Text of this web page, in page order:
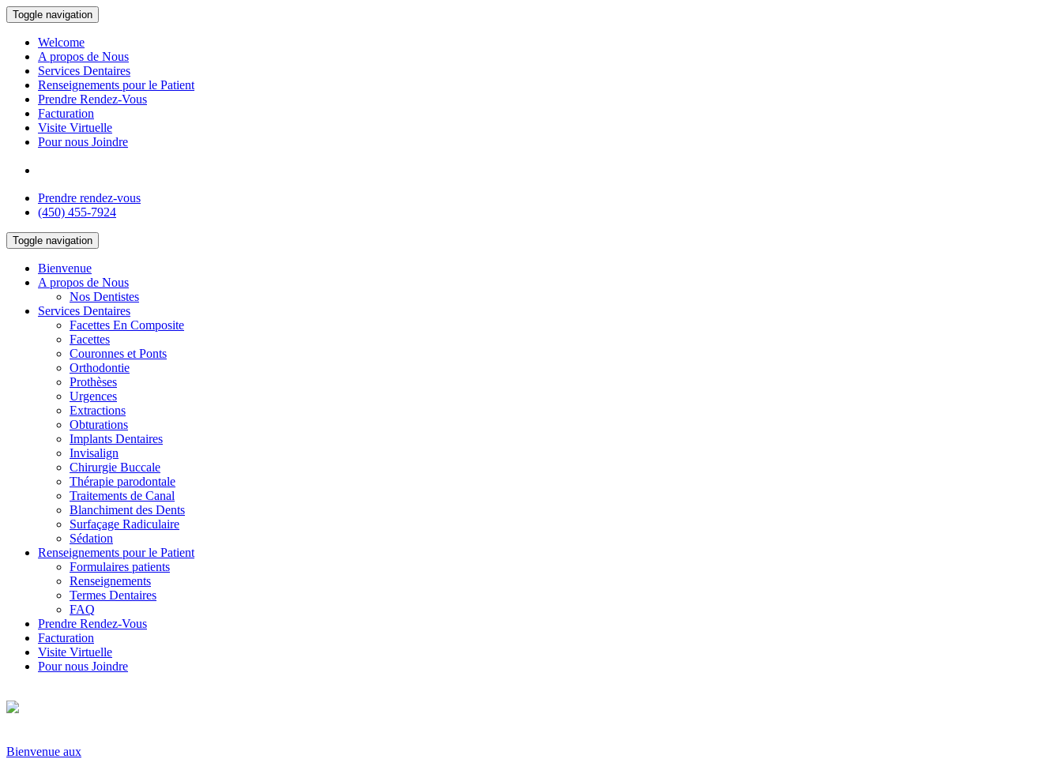
Toggle navigation
Welcome
A propos de Nous
Services Dentaires
Renseignements pour le Patient
Prendre Rendez-Vous
Facturation
Visite Virtuelle
Pour nous Joindre
Prendre rendez-vous
(450) 455-7924
Toggle navigation
Bienvenue
A propos de Nous
Nos Dentistes
Services Dentaires
Facettes En Composite
Facettes
Couronnes et Ponts
Orthodontie
Prothèses
Urgences
Extractions
Obturations
Implants Dentaires
Invisalign
Chirurgie Buccale
Thérapie parodontale
Traitements de Canal
Blanchiment des Dents
Surfaçage Radiculaire
Sédation
Renseignements pour le Patient
Formulaires patients
Renseignements
Termes Dentaires
FAQ
Prendre Rendez-Vous
Facturation
Visite Virtuelle
Pour nous Joindre
Bienvenue aux